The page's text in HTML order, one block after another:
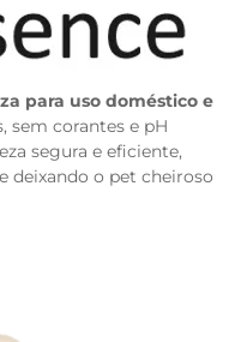
para uso doméstico e
sem corantes e pH
segura e eficiente,
deixando o pet cheiroso